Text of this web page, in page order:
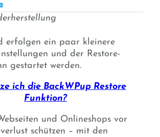
erfolgen ein paar kleinere
und der Restore-
gestartet werden.
ich die BackWPup Restore
Funktion?
und Onlineshops vor
schützen – mit den